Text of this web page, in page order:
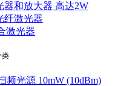
器和放大器 高达2W
纤激光器
激光器
类
频光源 10mW (10dBm)